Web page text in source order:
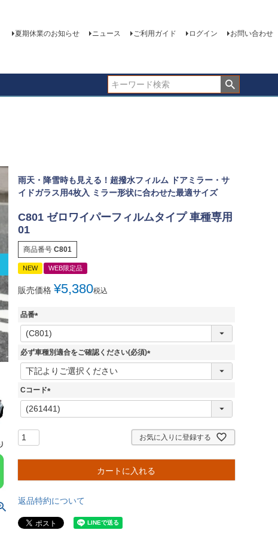
夏期休業のお知らせ ニュース ご利用ガイド ログイン お問い合わせ
雨天・降雪時も見える！超撥水フィルム ドアミラー・サ
イドガラス用4枚入 ミラー形状に合わせた最適サイズ
C801 ゼロワイパーフィルムタイプ 車種専用
01
商品番号 C801
NEW WEB限定品
販売価格 ¥5,380税込
品番
(
必
須
必ず車種別適合をご確認ください(必須)
(
Cコード
(
必
お気に入りに登録する
カートに入れる
返品特約について